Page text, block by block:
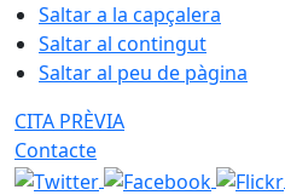
Saltar a la capçalera
Saltar al contingut
Saltar al peu de pàgina
CITA PRÈVIA
Contacte